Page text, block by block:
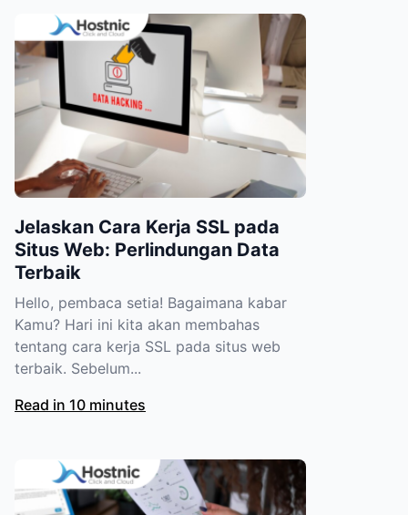
Jelaskan Cara Kerja SSL pada
Situs Web: Perlindungan Data
Terbaik
Hello, pembaca setia! Bagaimana kabar
Kamu? Hari ini kita akan membahas
tentang cara kerja SSL pada situs web
terbaik. Sebelum...
Read in 10 minutes